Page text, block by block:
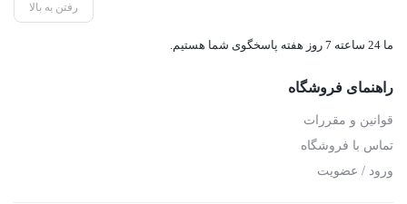
رفتن به بالا
ما 24 ساعته 7 روز هفته پاسخگوی شما هستیم.
راهنمای فروشگاه
قوانین و مقررات
تماس با فروشگاه
ورود / عضویت